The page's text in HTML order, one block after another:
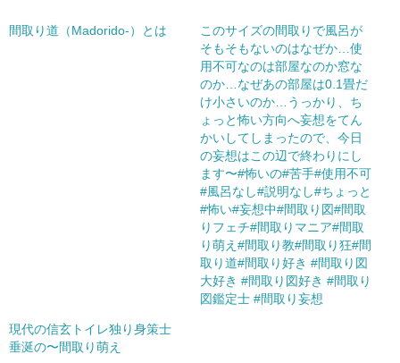
間取り道（Madorido-）とは
このサイズの間取りで風呂が
そもそもないのはなぜか…使
用不可なのは部屋なのか窓な
のか…なぜあの部屋は0.1畳だ
け小さいのか…うっかり、ち
ょっと怖い方向へ妄想をてん
かいしてしまったので、今日
の妄想はこの辺で終わりにし
ます〜#怖いの#苦手#使用不可
#風呂なし#説明なし#ちょっと
#怖い#妄想中#間取り図#間取
りフェチ#間取りマニア#間取
り萌え#間取り教#間取り狂#間
取り道#間取り好き #間取り図
大好き #間取り図好き #間取り
図鑑定士 #間取り妄想
現代の信玄トイレ独り身策士
垂涎の〜間取り萌え